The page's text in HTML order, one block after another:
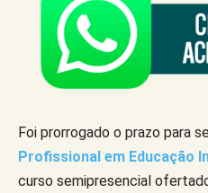
Foi prorrogado o prazo para
Profissional em Educação
curso semipresencial